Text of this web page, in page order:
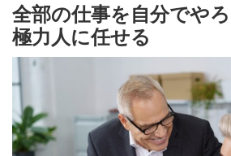
全部の仕事を自分でやろ
極力人に任せる